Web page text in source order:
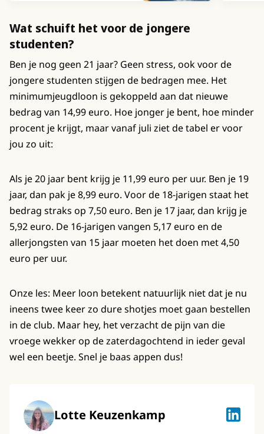
Wat schuift het voor de jongere
studenten?
Ben je nog geen 21 jaar? Geen stress, ook voor de
jongere studenten stijgen de bedragen mee. Het
minimumjeugdloon is gekoppeld aan dat nieuwe
bedrag van 14,99 euro. Hoe jonger je bent, hoe minder
procent je krijgt, maar vanaf juli ziet de tabel er voor
jou zo uit:
Als je 20 jaar bent krijg je 11,99 euro per uur. Ben je 19
jaar, dan pak je 8,99 euro. Voor de 18-jarigen staat het
bedrag straks op 7,50 euro. Ben je 17 jaar, dan krijg je
5,92 euro. De 16-jarigen vangen 5,17 euro en de
allerjongsten van 15 jaar moeten het doen met 4,50
euro per uur.
Onze les: Meer loon betekent natuurlijk niet dat je nu
ineens twee keer zo dure shotjes moet gaan bestellen
in de club. Maar hey, het verzacht de pijn van die
vroege wekker op de zaterdagochtend in ieder geval
wel een beetje. Snel je baas appen dus!
Lotte Keuzenkamp Lotte